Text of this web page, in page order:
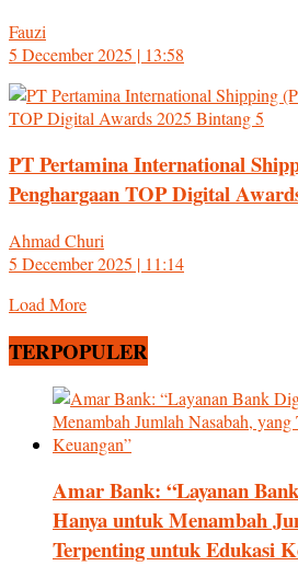
Fauzi
5 December 2025 | 13:58
PT Pertamina International
Penghargaan TOP Digital
Ahmad Churi
5 December 2025 | 11:14
Load More
TERPOPULER
Amar Bank: “Layanan
Hanya untuk Menambah
Terpenting untuk Edukasi